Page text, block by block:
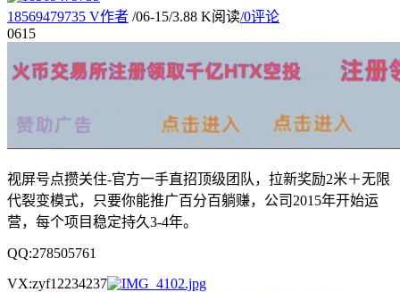
18569479735 V作者 /06-15/3.88 K阅读/0评论
0615
视屏号点攒关住-官方一手直招顶级团队，拉新奖励2米＋无限
代裂变模式，只要你能推广百分百躺赚，公司2015年开始运
营，每个项目稳定持久3-4年。
QQ:278505761
VX:zyf12234237